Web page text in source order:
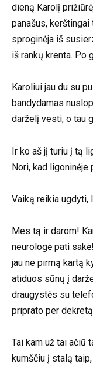
dieną Karolį
panašus,
sproginėja iš
iš rankų krenta. Po
Karoliui jau du su
bandydamas
darželį vesti, o tau
Ir ko aš jį turiu į tą
Nori, kad ligoninėje
Vaiką reikia ugdyti,
Mes tą ir darom!
neurologė pati
jau ne pirmą kartą
atiduos sūnų į
draugystės su
priprato per
Tai kam už tai ačiū
kumščiu į stalą